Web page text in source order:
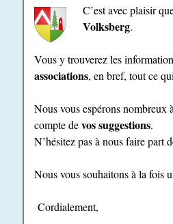
C’est avec plaisir
Volksberg.
Vous y trouverez les
associations, en bref, tout ce
Nous vous espérons nombreux
compte devossuggestions.
N’hésitez pas à nous faire part
Nous vous souhaitons à la fois
Cordialement,